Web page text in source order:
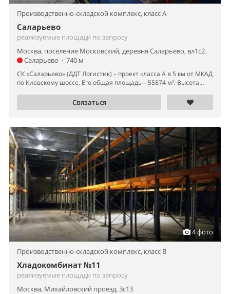
Производственно-складской комплекс, класс A
Саларьево
реализуемые площади по запросу
Москва, поселение Московский, деревня Саларьево, вл1с2
Саларьево • 740 м
СК «Саларьево» (ДДТ Логистик) – проект класса А в 5 км от МКАД
по Киевскому шоссе. Его общая площадь – 55874 м². Высота...
Связаться
4 фото
Производственно-складской комплекс, класс B
Хладокомбинат №11
реализуемые площади по запросу
Москва, Михайловский проезд, 3с13